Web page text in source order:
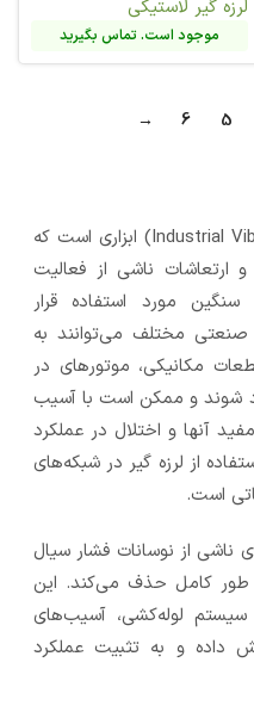
لرزه گیر لاستیکی
موجود است. تماس بگیرید
5
6
→
لرزه‌ گیر صنعتی (Industrial Vibration Isolator) ابزاری است که
ناشی از فعالیت
مورد استفاده قرار
مختلف می‌توانند به
مکانیکی، موتورهای در
شوند و ممکن است با آسیب
آنها و اختلال در عملکرد
از لرزه‌ گیر در شبکه‌های
است.
ناشی از نوسانات فشار سیال
طور کامل حذف می‌کند. این
لوله‌کشی، آسیب‌های
داده و به تثبیت عملکرد